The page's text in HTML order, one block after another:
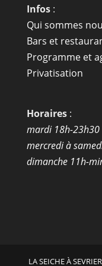
Infos:
Qui sommes
Bars et
Programme et
Privatisation
Horaires:
mardi 18h-23h30
mercredi à
dimanche 11h-
LA SEICHE À